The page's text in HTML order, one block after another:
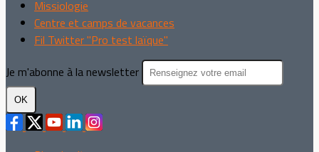
Missiologie
Centre et camps de vacances
Fil Twitter "Pro test laïque"
Je m'abonne à la newsletter
OK